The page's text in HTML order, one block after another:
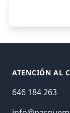
ATENCIÓN AL
646 184 263